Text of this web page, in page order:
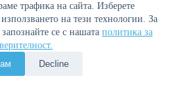
трафика на сайта. Изберете
на тези технологии. За
се с нашата политика за
Decline
поверителност
мир. Сайтът е оптимизиран от